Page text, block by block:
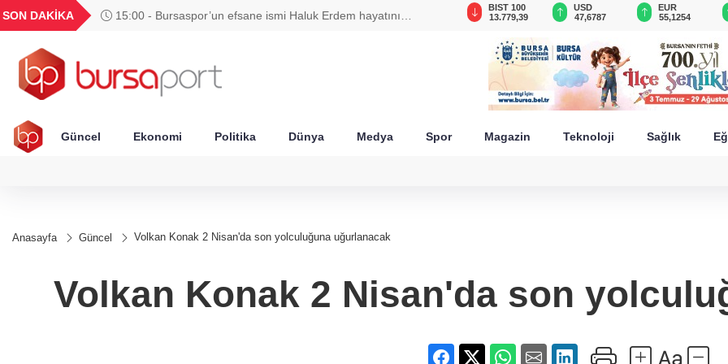
SON DAKİKA
15:00 - Bursaspor’un efsane ismi Haluk Erdem hayatını
GEL
18,2677
16,3788
27,9743
0,0018
6.660,55
BIST 100
13.779,39
USD
47,6787
EUR
55,1254
Güncel Ekonomi Politika Dünya Medya Spor Magazin Teknoloji Sağlık
Anasayfa Güncel Volkan Konak 2 Nisan'da son yolculuğuna uğurlanacak
Volkan Konak 2 Nisan'da son